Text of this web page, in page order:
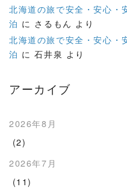
北海道の旅で安全・安心・
泊 に さるもん より
北海道の旅で安全・安心・
泊 に石井泉 より
アーカイブ
2026年8月
(2)
2026年7月
(11)